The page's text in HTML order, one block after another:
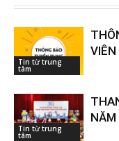
Tin từ trung
tâm
VIÊN
Tin từ trung
tâm
NĂM